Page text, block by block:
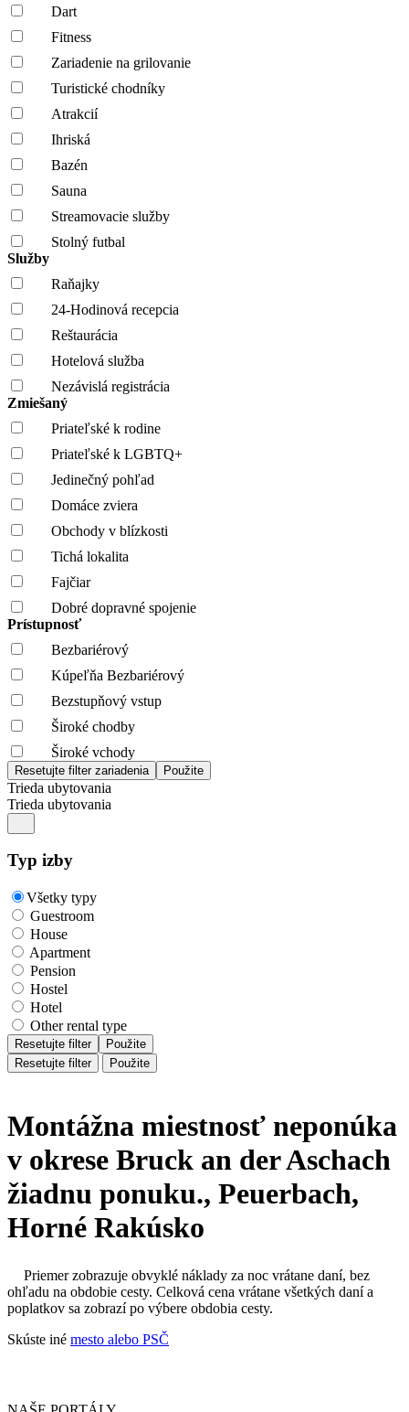
Dart
Fitness
Zariadenie na grilovanie
Turistické chodníky
Atrakcií
Ihriská
Bazén
Sauna
Streamovacie služby
Stolný futbal
Služby
Raňajky
24-Hodinová recepcia
Reštaurácia
Hotelová služba
Nezávislá registrácia
Zmiešaný
Priateľské k rodine
Priateľské k LGBTQ+
Jedinečný pohľad
Domáce zviera
Obchody v blízkosti
Tichá lokalita
Fajčiar
Dobré dopravné spojenie
Prístupnosť
Bezbariérový
Kúpeľňa Bezbariérový
Bezstupňový vstup
Široké chodby
Široké vchody
Trieda ubytovania
Trieda ubytovania
Typ izby
Všetky typy
Guestroom
House
Apartment
Pension
Hostel
Hotel
Other rental type
Resetujte filter
Použite
Resetujte filter
Použite
Montážna miestnosť neponúka
v okrese Bruck an der Aschach
žiadnu ponuku., Peuerbach,
Horné Rakúsko
Priemer zobrazuje obvyklé náklady za noc vrátane daní, bez
ohľadu na obdobie cesty. Celková cena vrátane všetkých daní a
poplatkov sa zobrazí po výbere obdobia cesty.
Skúste iné mesto alebo PSČ